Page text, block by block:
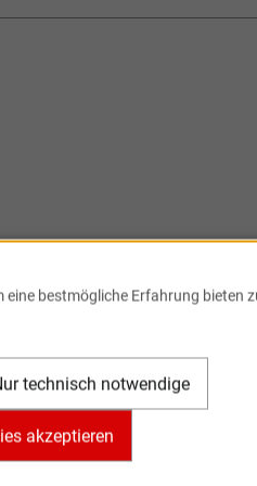
eine bestmögliche Erfahrung bieten
technisch notwendige
akzeptieren